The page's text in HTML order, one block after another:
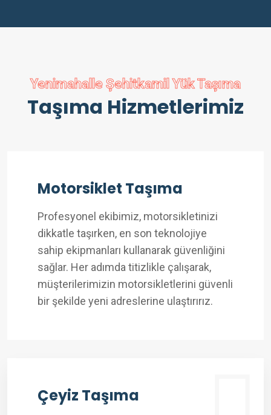
Yenimahalle Şehitkamil Yük Taşıma
Taşıma Hizmetlerimiz
Motorsiklet Taşıma
Profesyonel ekibimiz, motorsikletinizi
dikkatle taşırken, en son teknolojiye
sahip ekipmanları kullanarak güvenliğini
sağlar. Her adımda titizlikle çalışarak,
müşterilerimizin motorsikletlerini güvenli
bir şekilde yeni adreslerine ulaştırırız.
Çeyiz Taşıma